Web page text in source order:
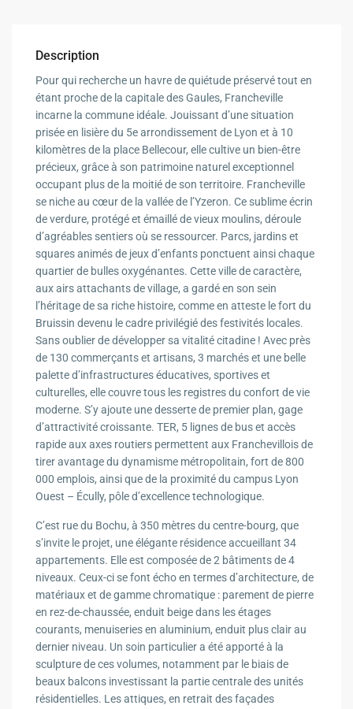
Description
Pour qui recherche un havre de quiétude préservé tout en
étant proche de la capitale des Gaules, Francheville
incarne la commune idéale. Jouissant d’une situation
prisée en lisière du 5e arrondissement de Lyon et à 10
kilomètres de la place Bellecour, elle cultive un bien-être
précieux, grâce à son patrimoine naturel exceptionnel
occupant plus de la moitié de son territoire. Francheville
se niche au cœur de la vallée de l’Yzeron. Ce sublime écrin
de verdure, protégé et émaillé de vieux moulins, déroule
d’agréables sentiers où se ressourcer. Parcs, jardins et
squares animés de jeux d’enfants ponctuent ainsi chaque
quartier de bulles oxygénantes. Cette ville de caractère,
aux airs attachants de village, a gardé en son sein
l’héritage de sa riche histoire, comme en atteste le fort du
Bruissin devenu le cadre privilégié des festivités locales.
Sans oublier de développer sa vitalité citadine ! Avec près
de 130 commerçants et artisans, 3 marchés et une belle
palette d’infrastructures éducatives, sportives et
culturelles, elle couvre tous les registres du confort de vie
moderne. S’y ajoute une desserte de premier plan, gage
d’attractivité croissante. TER, 5 lignes de bus et accès
rapide aux axes routiers permettent aux Franchevillois de
tirer avantage du dynamisme métropolitain, fort de 800
000 emplois, ainsi que de la proximité du campus Lyon
Ouest – Écully, pôle d’excellence technologique.
C’est rue du Bochu, à 350 mètres du centre-bourg, que
s’invite le projet, une élégante résidence accueillant 34
appartements. Elle est composée de 2 bâtiments de 4
niveaux. Ceux-ci se font écho en termes d’architecture, de
matériaux et de gamme chromatique : parement de pierre
en rez-de-chaussée, enduit beige dans les étages
courants, menuiseries en aluminium, enduit plus clair au
dernier niveau. Un soin particulier a été apporté à la
sculpture de ces volumes, notamment par le biais de
beaux balcons investissant la partie centrale des unités
résidentielles. Les attiques, en retrait des façades